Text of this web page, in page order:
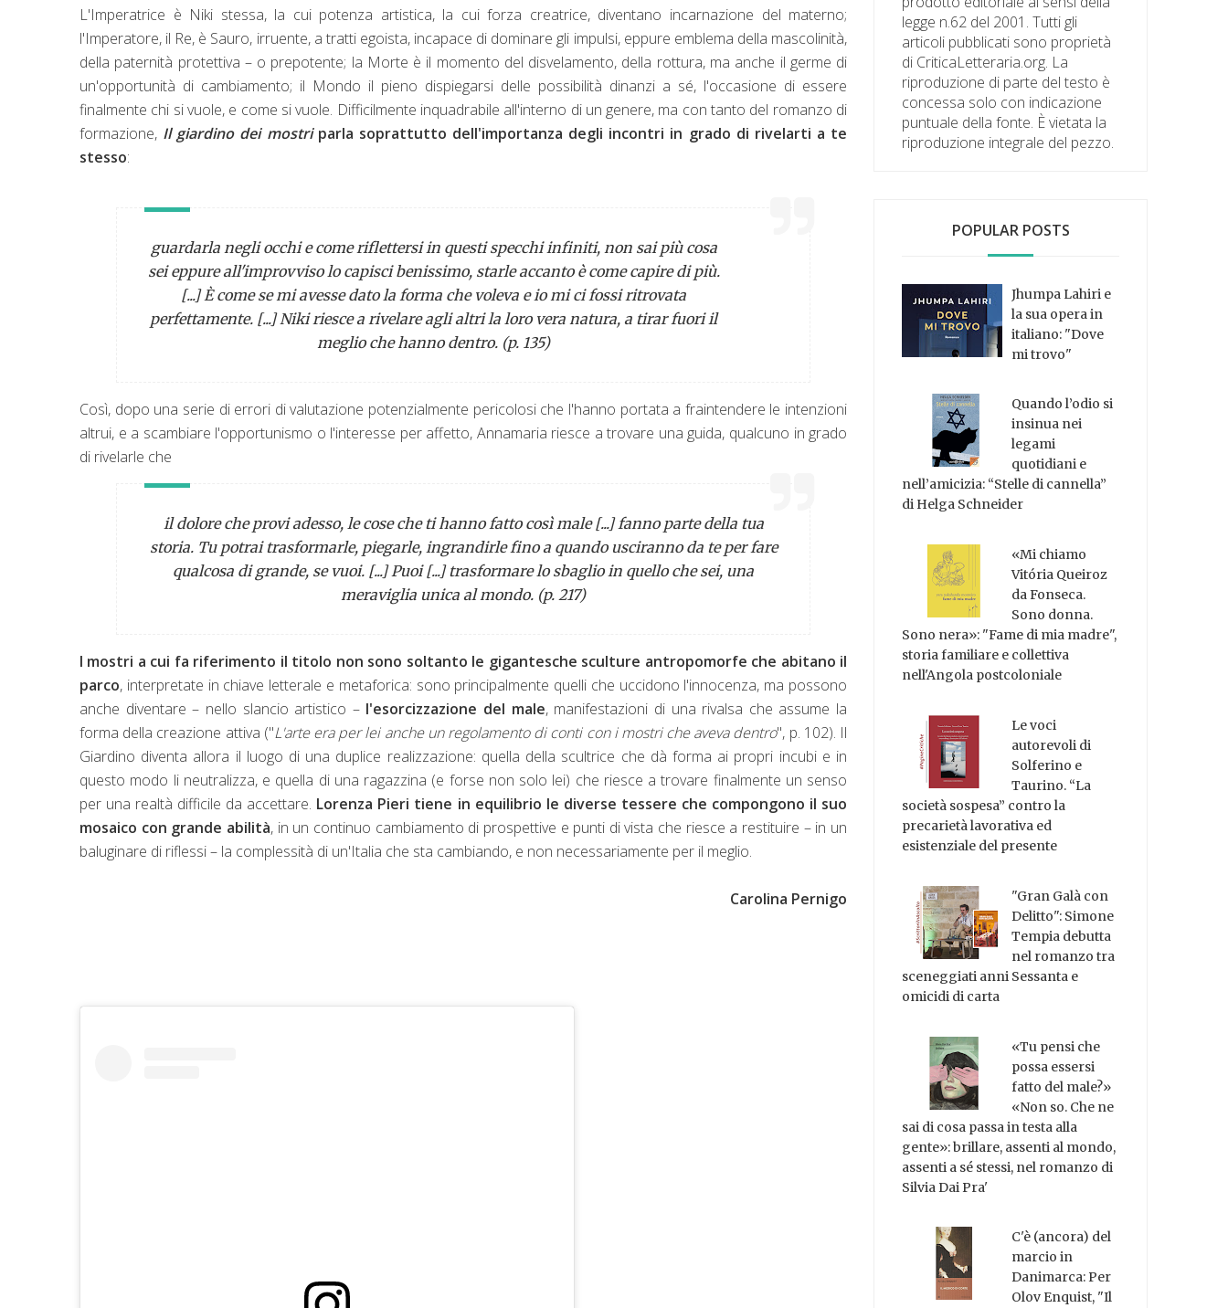
L'Imperatrice è Niki stessa, la cui potenza artistica, la cui forza creatrice, diventano incarnazione del materno;
l'Imperatore, il Re, è Sauro, irruente, a tratti egoista, incapace di dominare gli impulsi, eppure emblema della mascolinità,
della paternità protettiva – o prepotente; la Morte è il momento del disvelamento, della rottura, ma anche il germe di
un'opportunità di cambiamento; il Mondo il pieno dispiegarsi delle possibilità dinanzi a sé, l'occasione di essere
finalmente chi si vuole, e come si vuole. Difficilmente inquadrabile all'interno di un genere, ma con tanto del romanzo di
formazione, Il giardino dei mostriparla soprattutto dell'importanza degli incontri in grado di rivelarti a te
stesso:
guardarla negli occhi e come riflettersi in questi specchi infiniti, non sai più cosa
sei eppure all'improvviso lo capisci benissimo, starle accanto è come capire di più.
[...] È come se mi avesse dato la forma che voleva e io mi ci fossi ritrovata
perfettamente. [...] Niki riesce a rivelare agli altri la loro vera natura, a tirar fuori il
meglio che hanno dentro. (p. 135)
Così, dopo una serie di errori di valutazione potenzialmente pericolosi che l'hanno portata a fraintendere le intenzioni
altrui, e a scambiare l'opportunismo o l'interesse per affetto, Annamaria riesce a trovare una guida, qualcuno in grado
di rivelarle che
il dolore che provi adesso, le cose che ti hanno fatto così male [...] fanno parte della tua
storia. Tu potrai trasformarle, piegarle, ingrandirle fino a quando usciranno da te per fare
qualcosa di grande, se vuoi. [...] Puoi [...] trasformare lo sbaglio in quello che sei, una
meraviglia unica al mondo. (p. 217)
I mostri a cui fa riferimento il titolo non sono soltanto le gigantesche sculture antropomorfe che abitano il
parco, interpretate in chiave letterale e metaforica: sono principalmente quelli che uccidono l'innocenza, ma possono
anche diventare – nello slancio artistico – l'esorcizzazione del male, manifestazioni di una rivalsa che assume la
forma della creazione attiva ("L'arte era per lei anche un regolamento di conti con i mostri che aveva dentro", p. 102). Il
Giardino diventa allora il luogo di una duplice realizzazione: quella della scultrice che dà forma ai propri incubi e in
questo modo li neutralizza, e quella di una ragazzina (e forse non solo lei) che riesce a trovare finalmente un senso
per una realtà difficile da accettare. Lorenza Pieri tiene in equilibrio le diverse tessere che compongono il suo
mosaico con grande abilità, in un continuo cambiamento di prospettive e punti di vista che riesce a restituire – in un
baluginare di riflessi – la complessità di un'Italia che sta cambiando, e non necessariamente per il meglio.
Carolina Pernigo
legge n.62 del 2001. Tutti gli
articoli pubblicati sono proprietà
di CriticaLetteraria.org. La
riproduzione di parte del testo è
concessa solo con indicazione
puntuale della fonte. È vietata la
riproduzione integrale del pezzo.
POPULAR POSTS
Jhumpa Lahiri e
la sua opera in
italiano: "Dove
mi trovo"
Quando l’odio si
insinua nei
legami
quotidiani e
nell’amicizia: “Stelle di cannella”
di Helga Schneider
«Mi chiamo
Vitória Queiroz
da Fonseca.
Sono donna.
Sono nera»: "Fame di mia madre",
storia familiare e collettiva
nell'Angola postcoloniale
Le voci
autorevoli di
Solferino e
Taurino. “La
società sospesa” contro la
precarietà lavorativa ed
esistenziale del presente
"Gran Galà con
Delitto": Simone
Tempia debutta
nel romanzo tra
sceneggiati anni Sessanta e
omicidi di carta
«Tu pensi che
possa essersi
fatto del male?»
«Non so. Che ne
sai di cosa passa in testa alla
gente»: brillare, assenti al mondo,
assenti a sé stessi, nel romanzo di
Silvia Dai Pra'
C'è (ancora) del
marcio in
Danimarca: Per
Olov Enquist, "Il